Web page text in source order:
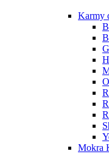
Karmy
Mokra